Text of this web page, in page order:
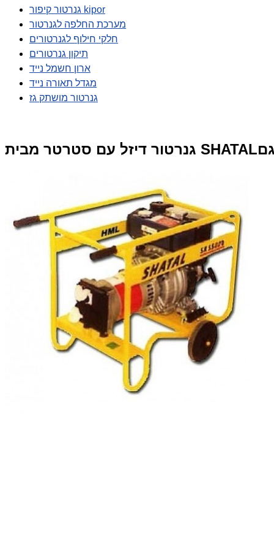
גנרטור קיפור kipor
מערכת החלפה לגנרטור
חלקי חילוף לגנרטורים
תיקון גנרטורים
ארון חשמל נייד
מגדל תאורה נייד
גנרטור מושתק גז